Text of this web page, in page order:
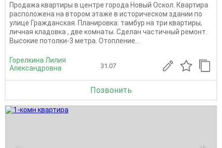
Продажа квартиры в центре города Новый Оскол. Квартира
расположена на втором этаже в историческом здании по
улице Гражданская. Планировка: тамбур на три квартиры,
личная кладовка , две комнаты. Сделан частичный ремонт.
Высокие потолки-3 метра. Отопление...
Горелкина Лилия
Александровна
31.07
Позвонить